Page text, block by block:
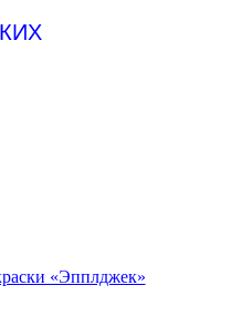
«Эпплджек»